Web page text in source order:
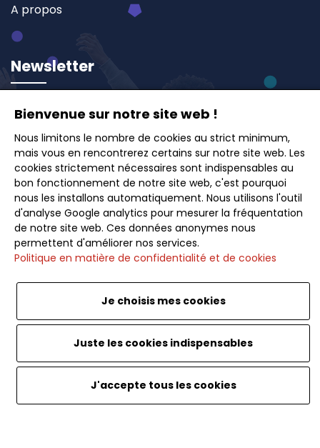
A propos
Newsletter
Inscrivez-vous à notre newsletter et recevez en
avant-première nos offres exclusives, idées de
voyages et conseils pour des escapades inoubliables.
Souscrire
Website by SoWeDo. Caribou Travel. Tout droits
réservés.
Bienvenue sur notre site web !
Nous limitons le nombre de cookies au strict minimum,
mais vous en rencontrerez certains sur notre site web. Les
cookies strictement nécessaires sont indispensables au
bon fonctionnement de notre site web, c'est pourquoi
nous les installons automatiquement. Nous utilisons l'outil
d'analyse Google analytics pour mesurer la fréquentation
de notre site web. Ces données anonymes nous
permettent d'améliorer nos services.
Politique en matière de confidentialité et de cookies
Je choisis mes cookies
Juste les cookies indispensables
J'accepte tous les cookies